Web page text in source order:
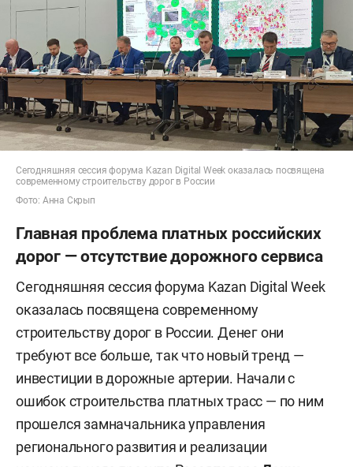
Сегодняшняя сессия форума Kazan Digital Week оказалась посвящена
современному строительству дорог в России
Фото: Анна Скрып
Главная проблема платных российских
дорог — отсутствие дорожного сервиса
Сегодняшняя сессия форума Kazan Digital Week
оказалась посвящена современному
строительству дорог в России. Денег они
требуют все больше, так что новый тренд —
инвестиции в дорожные артерии. Начали с
ошибок строительства платных трасс — по ним
прошелся замначальника управления
регионального развития и реализации